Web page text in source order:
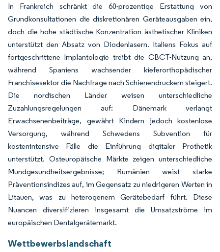
In Frankreich schränkt die 60-prozentige Erstattung von
Grundkonsultationen die diskretionären Geräteausgaben ein,
doch die hohe städtische Konzentration ästhetischer Kliniken
unterstützt den Absatz von Diodenlasern. Italiens Fokus auf
fortgeschrittene Implantologie treibt die CBCT-Nutzung an,
während Spaniens wachsender kieferorthopädischer
Franchisesektor die Nachfrage nach Schienendruckern steigert.
Die nordischen Länder weisen unterschiedliche
Zuzahlungsregelungen auf: Dänemark verlangt
Erwachsenenbeiträge, gewährt Kindern jedoch kostenlose
Versorgung, während Schwedens Subvention für
kostenintensive Fälle die Einführung digitaler Prothetik
unterstützt. Osteuropäische Märkte zeigen unterschiedliche
Mundgesundheitsergebnisse; Rumänien weist starke
Präventionsindizes auf, im Gegensatz zu niedrigeren Werten in
Litauen, was zu heterogenem Gerätebedarf führt. Diese
Nuancen diversifizieren insgesamt die Umsatzströme im
europäischen Dentalgerätemarkt.
Wettbewerbslandschaft